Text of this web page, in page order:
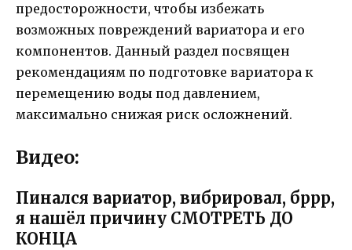
предосторожности, чтобы избежать
возможных повреждений вариатора и его
компонентов. Данный раздел посвящен
рекомендациям по подготовке вариатора к
перемещению воды под давлением,
максимально снижая риск осложнений.
Видео:
Пинался вариатор, вибрировал, бррр,
я нашёл причину СМОТРЕТЬ ДО
КОНЦА